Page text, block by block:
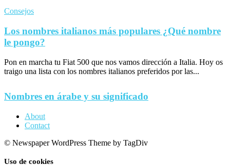
Consejos
Los nombres italianos más populares ¿Qué nombre
le pongo?
Pon en marcha tu Fiat 500 que nos vamos dirección a Italia. Hoy os
traigo una lista con los nombres italianos preferidos por las...
Nombres en árabe y su significado
About
Contact
© Newspaper WordPress Theme by TagDiv
Uso de cookies